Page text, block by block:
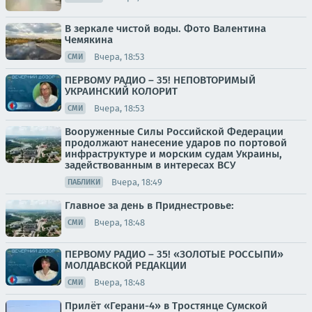
В зеркале чистой воды. Фото Валентина
Чемякина
СМИ Вчера, 18:53
ПЕРВОМУ РАДИО – 35! НЕПОВТОРИМЫЙ
УКРАИНСКИЙ КОЛОРИТ
СМИ Вчера, 18:53
Вооруженные Силы Российской Федерации
продолжают нанесение ударов по портовой
инфраструктуре и морским судам Украины,
задействованным в интересах ВСУ
ПАБЛИКИ Вчера, 18:49
Главное за день в Приднестровье:
СМИ Вчера, 18:48
ПЕРВОМУ РАДИО – 35! «ЗОЛОТЫЕ РОССЫПИ»
МОЛДАВСКОЙ РЕДАКЦИИ
СМИ Вчера, 18:48
Прилёт «Герани-4» в Тростянце Сумской